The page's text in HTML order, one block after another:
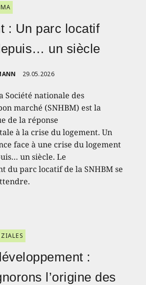
: Un parc locatif
un siècle
29.05.2026
Société nationale des
marché (SNHBM) est la
de la réponse
à la crise du logement. Un
face à une crise du logement
un siècle. Le
du parc locatif de la SNHBM se
:
l’origine des